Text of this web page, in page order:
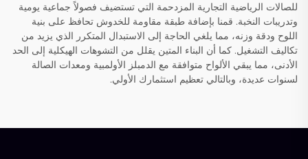
للصالات الرياضية التجارية المزدحمة التي تستضيف فصولاً جماعية يومية
وتدريبات النخبة. قمنا بإضافة طبقة مقاومة للخدوش تحافظ على بنية
اللوح ودقة وزنه، مما يلغي الحاجة إلى الاستبدال المتكرر الذي يزيد من
تكاليف التشغيل. كما أن البناء المتين يقلل من التشوهات الهيكلية إلى الحد
الأدنى، مما يبقي الألواح متوافقة مع الدمبلز الأولمبية ومعدات الصالة
لسنوات عديدة، وبالتالي تعظيم استثمارك الأولي.